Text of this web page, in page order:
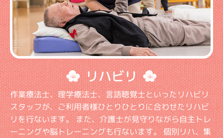
リハビリ
作業療法士、理学療法士、言語聴覚士といったリハビリ
スタッフが、ご利用者様ひとりひとりに合わせたリハビ
リを行ないます。 また、介護士が見守りながら自主トレ
ーニングや脳トレーニングも行ないます。 個別リハ、集